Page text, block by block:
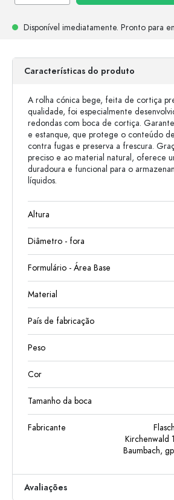
Disponível imediatamente. Pronto para
Características do produto
A rolha cónica bege, feita de cortiça
qualidade, foi especialmente
redondas com boca de cortiça.
e estanque, que protege o conteúdo
contra fugas e preserva a frescura.
preciso e ao material natural, oferece
duradoura e funcional para o
líquidos.
Altura
Diâmetro - fora
Formulário - Área Base
Material
País de fabricação
Peso
Cor
Tamanho da boca
Fabricante
Kirchenwald
Baumbach,
Avaliações